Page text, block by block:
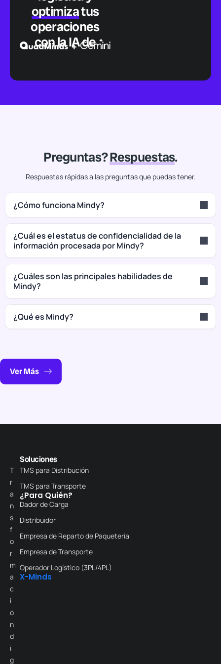
optimizatus
operaciones
con la IA de
Preguntas?Respuestas.
Respuestas rápidas a las preguntas que puedas tener.
¿Cómo funciona Mindy?
¿Cuál es el estatus de confidencialidad de la
información procesada por Mindy?
¿Cuáles son las principales habilidades de
Mindy?
¿Qué es Mindy?
Ver Más
T
r
a
n
s
f
o
r
m
a
c
i
ó
n
d
i
g
Soluciones
TMS para Distribución
TMS para Transporte
¿Para Quién?
Dador de Carga
Distribuidor
Empresa de Reparto de Paquetería
Empresa de Transporte
Operador Logístico (3PL/4PL)
X-Minds